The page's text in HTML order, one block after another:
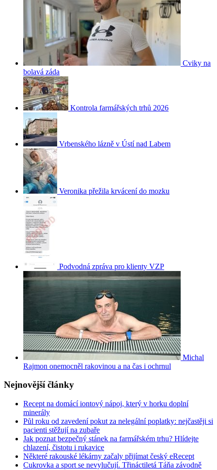
Cviky na
bolavá záda
Kontrola farmářských trhů 2026
Vrbenského lázně v Ústí nad Labem
Veronika přežila krvácení do mozku
Podvodná zpráva pro klienty VZP
Michal
Rajmon onemocněl rakovinou a na čas i ochrnul
Nejnovější články
Recept na domácí iontový nápoj, který v horku doplní
minerály
Půl roku od zavedení pokut za nelegální poplatky: nejčastěji si
pacienti stěžují na zubaře
Jak poznat bezpečný stánek na farmářském trhu? Hlídejte
chlazení, čistotu i rukavice
Některé rakouské lékárny začaly přijímat český eRecept
Cukrovka a sport se nevylučují. Třináctiletá Táňa závodně